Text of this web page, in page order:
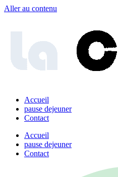
Aller au contenu
Accueil
pause dejeuner
Contact
Accueil
pause dejeuner
Contact